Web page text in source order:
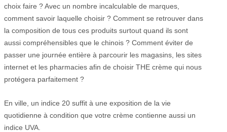
choix faire ? Avec un nombre incalculable de marques,
comment savoir laquelle choisir ? Comment se retrouver dans
la composition de tous ces produits surtout quand ils sont
aussi compréhensibles que le chinois ? Comment éviter de
passer une journée entière à parcourir les magasins, les sites
internet et les pharmacies afin de choisir THE crème qui nous
protégera parfaitement ?
En ville, un indice 20 suffit à une exposition de la vie
quotidienne à condition que votre crème contienne aussi un
indice UVA.